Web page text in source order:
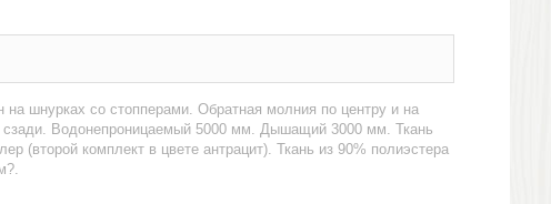
шнурках со стопперами. Обратная молния по центру и на
Водонепроницаемый 5000 мм. Дышащий 3000 мм. Ткань
(второй комплект в цвете антрацит). Ткань из 90% полиэстера